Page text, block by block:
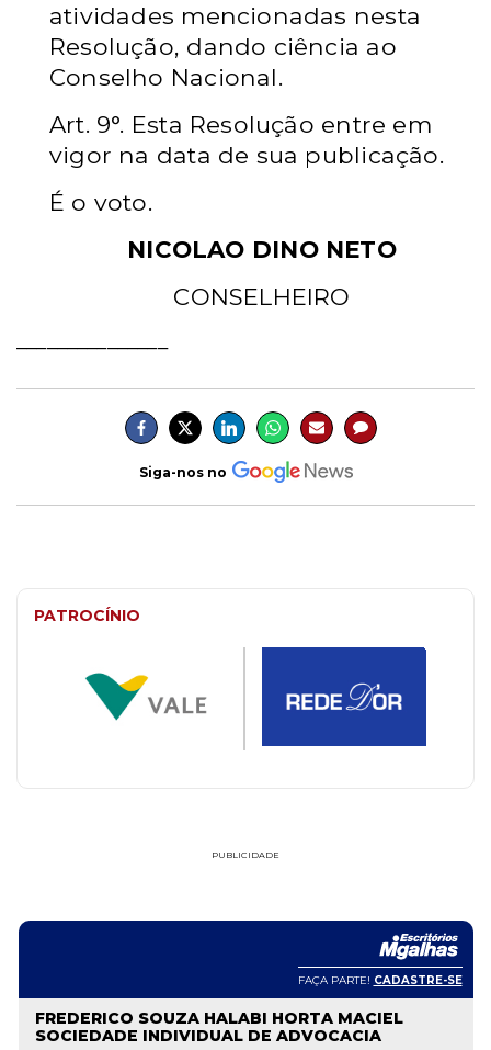
atividades mencionadas nesta
Resolução, dando ciência ao
Conselho Nacional.
Art. 9°. Esta Resolução entre em
vigor na data de sua publicação.
É o voto.
NICOLAO DINO NETO
CONSELHEIRO
Siga-nos no
PATROCÍNIO
PUBLICIDADE